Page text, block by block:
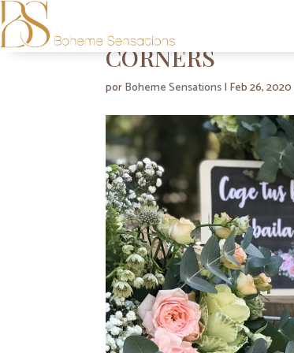
CÓRNERS
porBoheme Sensations| Feb 26, 2020